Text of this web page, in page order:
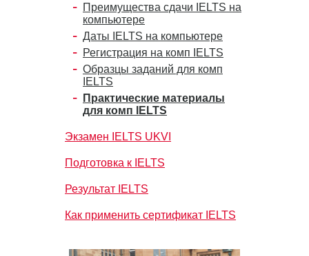
Преимущества сдачи IELTS на
компьютере
Даты IELTS на компьютере
Регистрация на комп IELTS
Образцы заданий для комп
IELTS
Практические материалы
для комп IELTS
Экзамен IELTS UKVI
Подготовка к IELTS
Результат IELTS
Как применить сертификат IELTS